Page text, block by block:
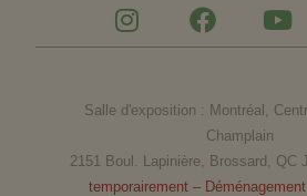
n
s
a
g
r
a
a
c
b
o
o
k
o
u
u
b
e
Salle d'exposition : Montréal,
Champlain
2151 Boul. Lapinière, Brossard, QC
temporairement –